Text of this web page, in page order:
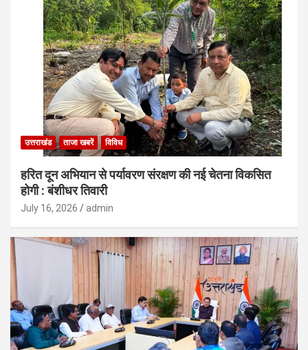
उत्तराखंड ताजा खबरें विविध
हरित दून अभियान से पर्यावरण संरक्षण की नई चेतना विकसित
होगी : बंशीधर तिवारी
July 16, 2026 admin